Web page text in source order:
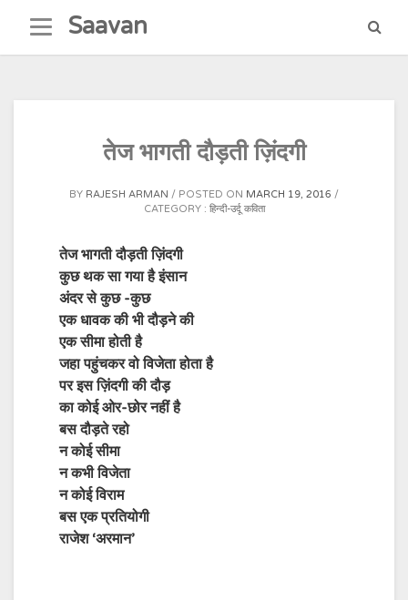
content
Saavan
तेज भागती दौड़ती ज़िंदगी
BY RAJESH ARMAN POSTED ON MARCH 19, 2016
CATEGORY : हिन्दी-उर्दू कविता
तेज भागती दौड़ती ज़िंदगी
कुछ थक सा गया है इंसान
अंदर से कुछ -कुछ
एक धावक की भी दौड़ने की
एक सीमा होती है
जहा पहुंचकर वो विजेता होता है
पर इस ज़िंदगी की दौड़
का कोई ओर-छोर नहीं है
बस दौड़ते रहो
न कोई सीमा
न कभी विजेता
न कोई विराम
बस एक प्रतियोगी
राजेश ‘अरमान’